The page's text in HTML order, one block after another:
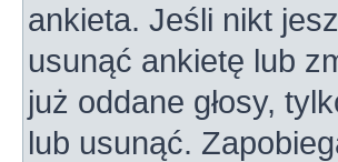
ankieta. Jeśli nikt
usunąć ankietę lub
już oddane głosy,
lub usunąć.